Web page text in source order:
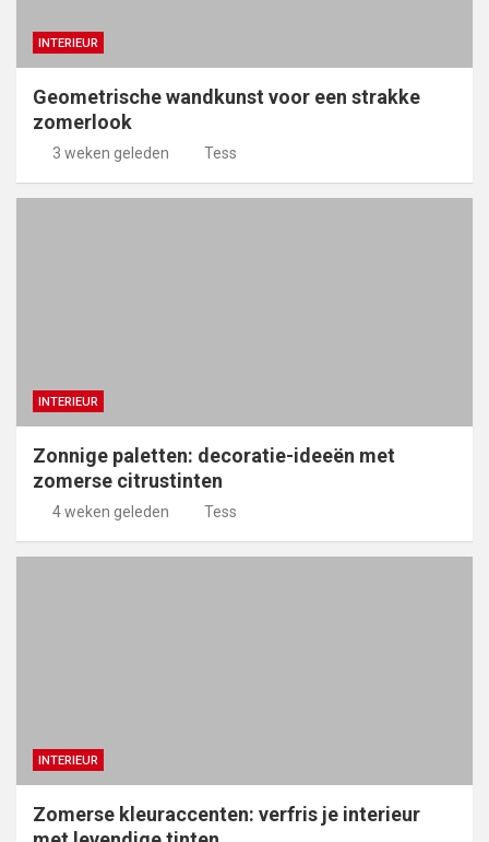
INTERIEUR
Geometrische wandkunst voor een strakke
zomerlook
3 weken geleden Tess
INTERIEUR
Zonnige paletten: decoratie-ideeën met
zomerse citrustinten
4 weken geleden Tess
INTERIEUR
Zomerse kleuraccenten: verfris je interieur